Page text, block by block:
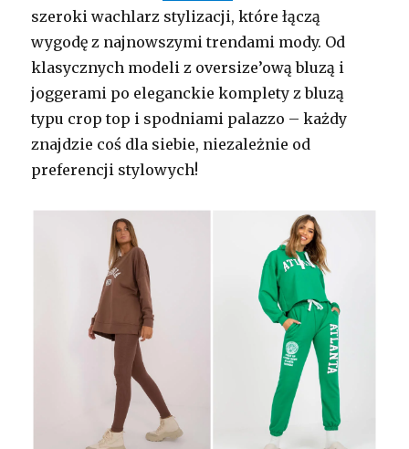
szeroki wachlarz stylizacji, które łączą
wygodę z najnowszymi trendami mody. Od
klasycznych modeli z oversize’ową bluzą i
joggerami po eleganckie komplety z bluzą
typu crop top i spodniami palazzo – każdy
znajdzie coś dla siebie, niezależnie od
preferencji stylowych!